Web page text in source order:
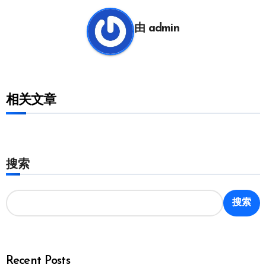
由 admin
相关文章
搜索
搜索
Recent Posts